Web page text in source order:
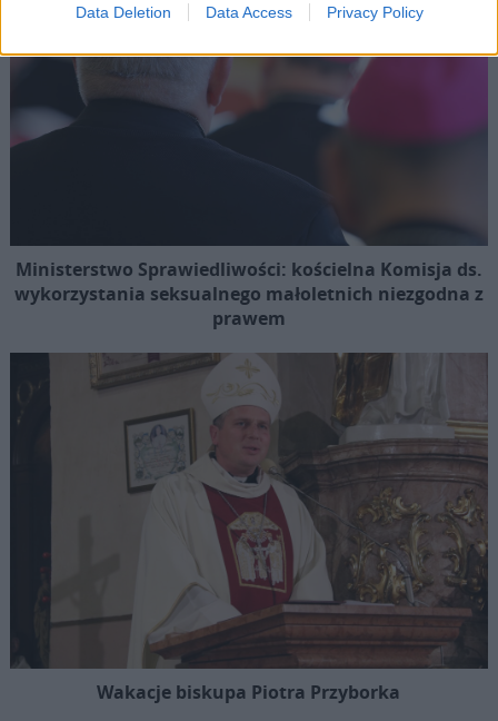
Data Deletion Data Access Privacy Policy
Ministerstwo Sprawiedliwości: kościelna Komisja ds.
wykorzystania seksualnego małoletnich niezgodna z
prawem
Wakacje biskupa Piotra Przyborka